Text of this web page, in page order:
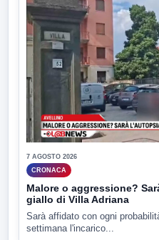
7 AGOSTO 2026
CRONACA
Malore o aggressione?
giallo di Villa Adriana
Sarà affidato con ogni
settimana l'incarico...